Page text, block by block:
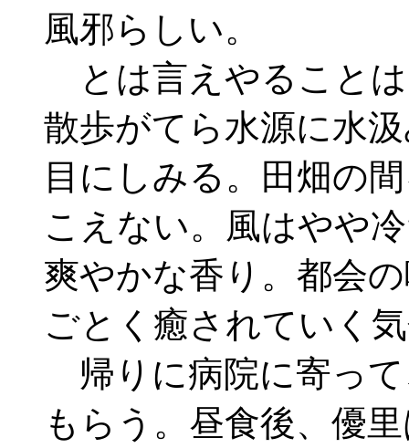
風邪らしい。
とは言えやること
散歩がてら水源に水
目にしみる。田畑の
こえない。風はやや
爽やかな香り。都会
ごとく癒されていく
帰りに病院に寄っ
もらう。昼食後、優